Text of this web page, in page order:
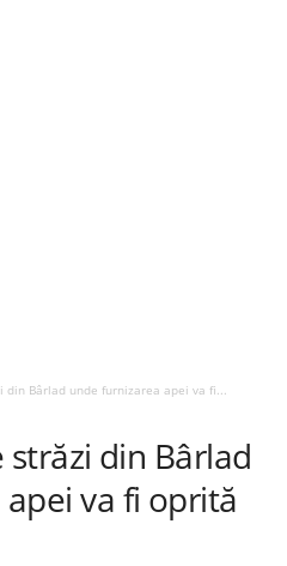
din Bârlad unde furnizarea apei va fi...
străzi din Bârlad
va fi oprită